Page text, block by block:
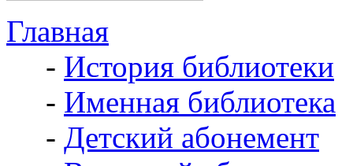
Главная
- История библиотеки
- Именная библиотека
- Детский абонемент